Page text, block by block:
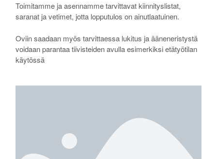
Toimitamme ja asennamme tarvittavat kiinnityslistat,
saranat ja vetimet, jotta lopputulos on ainutlaatuinen.
Oviin saadaan myös tarvittaessa lukitus ja ääneneristystä
voidaan parantaa tiivisteiden avulla esimerkiksi etätyötilan
käytössä